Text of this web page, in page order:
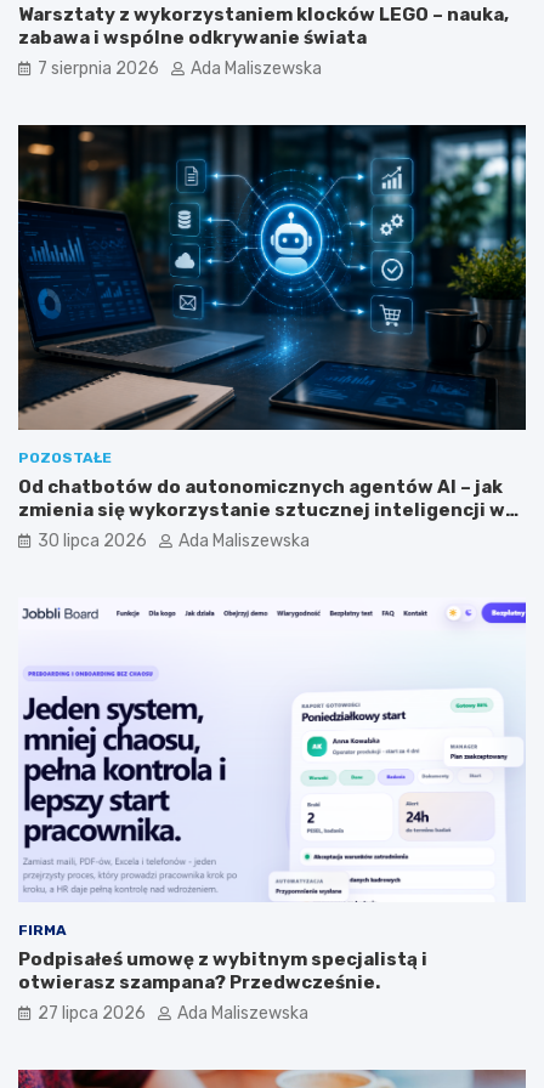
t
g
a
f
l
i
a
y
j
n
y
m
d
r
p
g
r
a
m
i
s
t
a
?
Warsztaty z wykorzystaniem klocków LEGO – nauka,
zabawa i wspólne odkrywanie świata
7 sierpnia 2026 Ada Maliszewska
POZOSTAŁE
Od chatbotów do autonomicznych agentów AI – jak
zmienia się wykorzystanie sztucznej inteligencji w
biznesie?
30 lipca 2026 Ada Maliszewska
FIRMA
Podpisałeś umowę z wybitnym specjalistą i
otwierasz szampana? Przedwcześnie.
27 lipca 2026 Ada Maliszewska